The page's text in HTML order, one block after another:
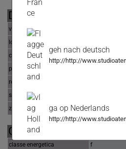
DATI GEOGRAFICI
via / piazza
località
comune
provincia
regione
stato
zona
prima periferia
CARATTERISTICHE
classe energetica
f
geh nach deutsch
http://http://
ga op Nederlands
http://http://